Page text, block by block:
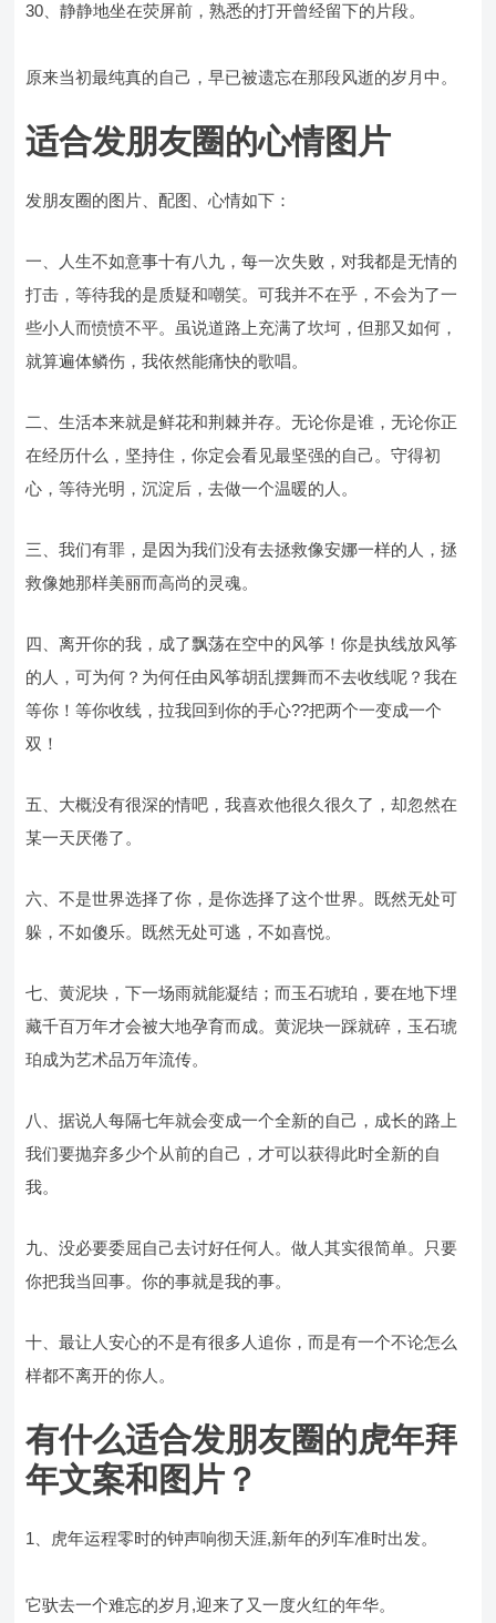
30、静静地坐在荧屏前，熟悉的打开曾经留下的片段。
原来当初最纯真的自己，早已被遗忘在那段风逝的岁月中。
适合发朋友圈的心情图片
发朋友圈的图片、配图、心情如下：
一、人生不如意事十有八九，每一次失败，对我都是无情的
打击，等待我的是质疑和嘲笑。可我并不在乎，不会为了一
些小人而愤愤不平。虽说道路上充满了坎坷，但那又如何，
就算遍体鳞伤，我依然能痛快的歌唱。
二、生活本来就是鲜花和荆棘并存。无论你是谁，无论你正
在经历什么，坚持住，你定会看见最坚强的自己。守得初
心，等待光明，沉淀后，去做一个温暖的人。
三、我们有罪，是因为我们没有去拯救像安娜一样的人，拯
救像她那样美丽而高尚的灵魂。
四、离开你的我，成了飘荡在空中的风筝！你是执线放风筝
的人，可为何？为何任由风筝胡乱摆舞而不去收线呢？我在
等你！等你收线，拉我回到你的手心??把两个一变成一个
双！
五、大概没有很深的情吧，我喜欢他很久很久了，却忽然在
某一天厌倦了。
六、不是世界选择了你，是你选择了这个世界。既然无处可
躲，不如傻乐。既然无处可逃，不如喜悦。
七、黄泥块，下一场雨就能凝结；而玉石琥珀，要在地下埋
藏千百万年才会被大地孕育而成。黄泥块一踩就碎，玉石琥
珀成为艺术品万年流传。
八、据说人每隔七年就会变成一个全新的自己，成长的路上
我们要抛弃多少个从前的自己，才可以获得此时全新的自
我。
九、没必要委屈自己去讨好任何人。做人其实很简单。只要
你把我当回事。你的事就是我的事。
十、最让人安心的不是有很多人追你，而是有一个不论怎么
样都不离开的你人。
有什么适合发朋友圈的虎年拜
年文案和图片？
1、虎年运程零时的钟声响彻天涯,新年的列车准时出发。
它驮去一个难忘的岁月,迎来了又一度火红的年华。